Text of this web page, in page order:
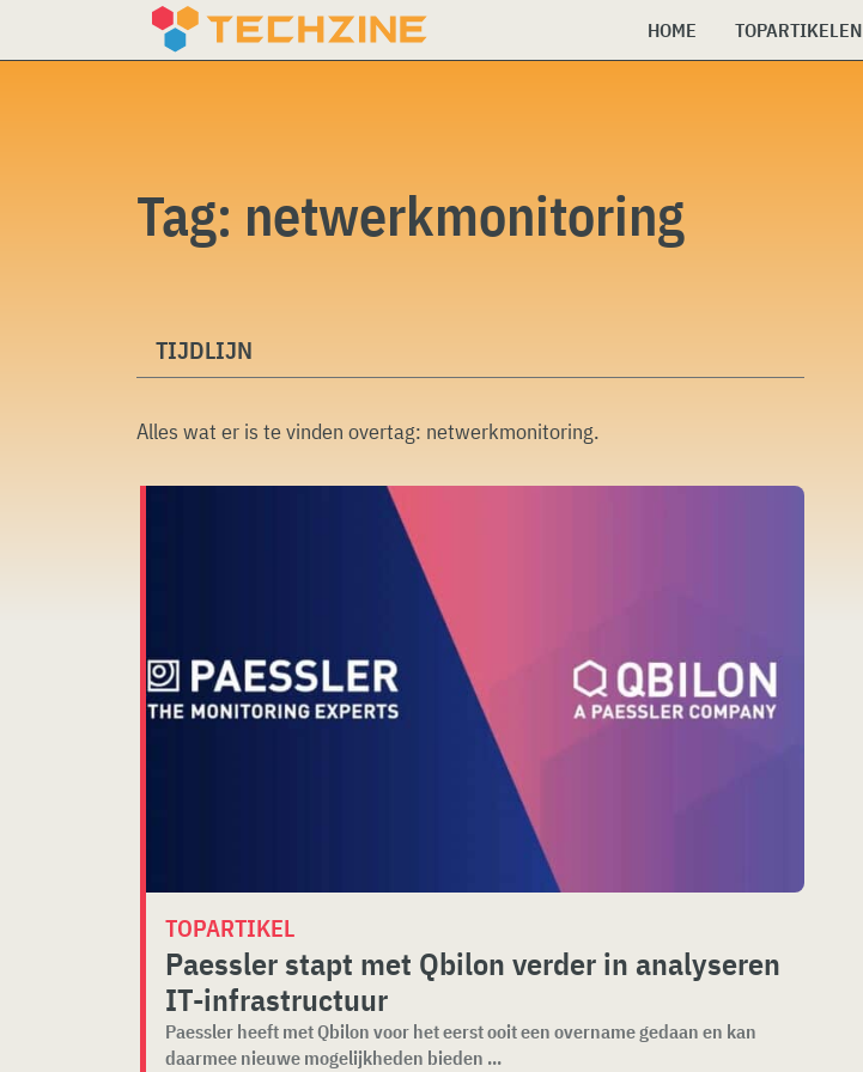
HOME TOPARTIKELEN
Tag: netwerkmonitoring
TIJDLIJN
Alles wat er is te vinden overtag: netwerkmonitoring.
TOPARTIKEL
Paessler stapt met Qbilon verder in analyseren
IT-infrastructuur
Paessler heeft met Qbilon voor het eerst ooit een overname gedaan en kan
daarmee nieuwe mogelijkheden bieden ...